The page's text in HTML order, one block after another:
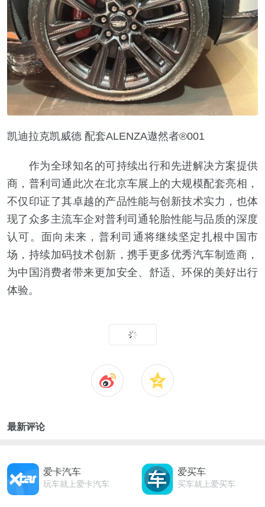
凯迪拉克凯威德 配套ALENZA遨然者®001
作为全球知名的可持续出行和先进解决方案提供
商，普利司通此次在北京车展上的大规模配套亮相，
不仅印证了其卓越的产品性能与创新技术实力，也体
现了众多主流车企对普利司通轮胎性能与品质的深度
认可。面向未来，普利司通将继续坚定扎根中国市
场，持续加码技术创新，携手更多优秀汽车制造商，
为中国消费者带来更加安全、舒适、环保的美好出行
体验。
最新评论
爱卡汽车
玩车就上爱卡汽车
爱买车
买车就上爱买车